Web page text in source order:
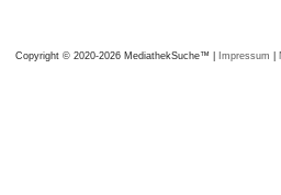
Copyright © 2020-2026 MediathekSuche™ | Impressum |